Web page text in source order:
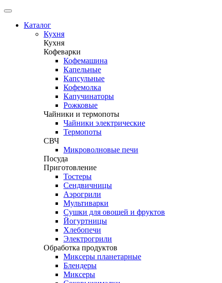
Каталог
Кухня
Кухня
Кофеварки
Кофемашина
Капельные
Капсульные
Кофемолка
Капучинаторы
Рожковые
Чайники и термопоты
Чайники электрические
Термопоты
СВЧ
Микроволновые печи
Посуда
Приготовление
Тостеры
Сендвичницы
Аэрогрили
Мультиварки
Сушки для овощей и фруктов
Йогуртницы
Хлебопечи
Электрогрили
Обработка продуктов
Миксеры планетарные
Блендеры
Миксеры